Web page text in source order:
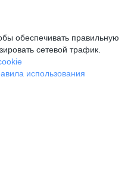
обеспечивать правильную
сетевой трафик.
использования